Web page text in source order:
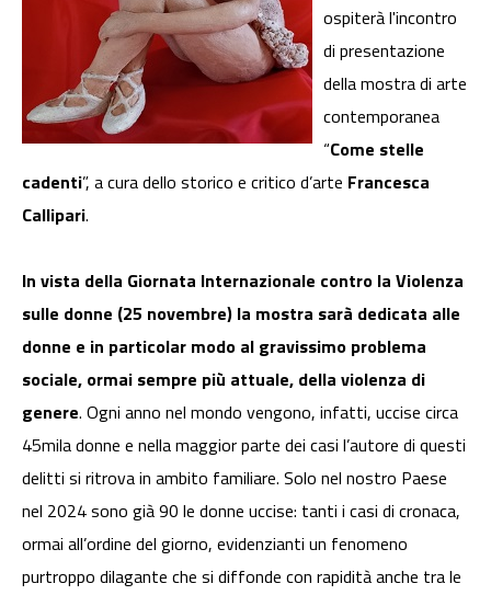
ospiterà l'incontro
di presentazione
della mostra di arte
contemporanea
“Come stelle
cadenti”, a cura dello storico e critico d’arte Francesca
Callipari.
In vista della Giornata Internazionale contro la Violenza
sulle donne (25 novembre) la mostra sarà dedicata alle
donne e in particolar modo al gravissimo problema
sociale, ormai sempre più attuale, della violenza di
genere. Ogni anno nel mondo vengono, infatti, uccise circa
45mila donne e nella maggior parte dei casi l’autore di questi
delitti si ritrova in ambito familiare. Solo nel nostro Paese
nel 2024 sono già 90 le donne uccise: tanti i casi di cronaca,
ormai all’ordine del giorno, evidenzianti un fenomeno
purtroppo dilagante che si diffonde con rapidità anche tra le